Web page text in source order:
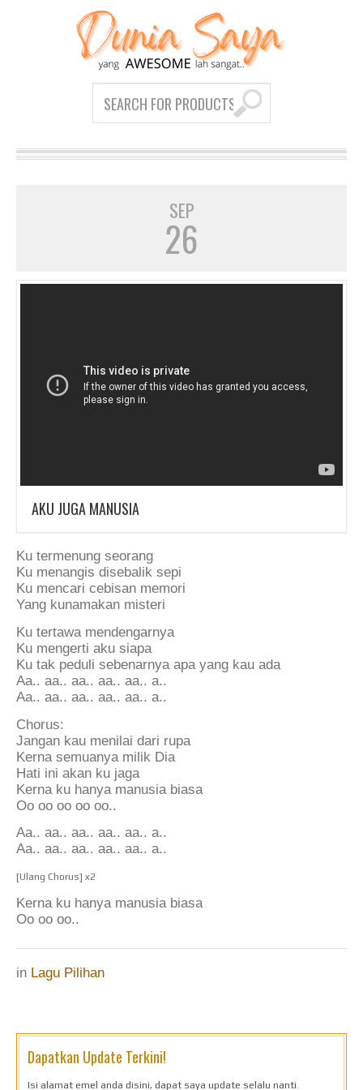
SEP
26
AKU JUGA MANUSIA
Ku termenung seorang
Ku menangis disebalik sepi
Ku mencari cebisan memori
Yang kunamakan misteri
Ku tertawa mendengarnya
Ku mengerti aku siapa
Ku tak peduli sebenarnya apa yang kau ada
Aa.. aa.. aa.. aa.. aa.. a..
Aa.. aa.. aa.. aa.. aa.. a..
Chorus:
Jangan kau menilai dari rupa
Kerna semuanya milik Dia
Hati ini akan ku jaga
Kerna ku hanya manusia biasa
Oo oo oo oo oo..
Aa.. aa.. aa.. aa.. aa.. a..
Aa.. aa.. aa.. aa.. aa.. a..
[Ulang Chorus] x2
Kerna ku hanya manusia biasa
Oo oo oo..
in Lagu Pilihan
Dapatkan Update Terkini!
Isi alamat emel anda disini, dapat saya update selalu nanti.